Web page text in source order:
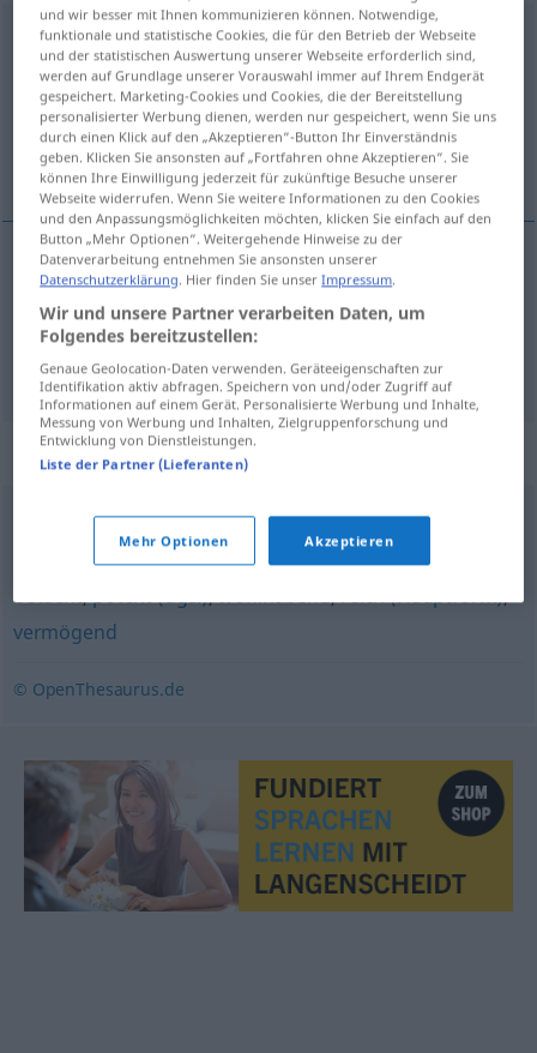
zahlungskräftig
Übersicht aller Übersetzungen
(Für mehr Details die Übersetzung anklicken/antippen)
支付力强的
支付力强的[zhīfùlì qiángde] zahlungskräftig
UMG
Synonyme für "zahlungskräftig"
flüssig (ugs.),zahlungsfähig,liquid
betucht,potent (ugs.),wohlhabend,reich (Hauptform),
vermögend
© OpenThesaurus.de
und wir besser mit Ihnen kommunizieren können. Notwendige,
funktionale und statistische Cookies, die für den Betrieb der Webseite
und der statistischen Auswertung unserer Webseite erforderlich sind,
werden auf Grundlage unserer Vorauswahl immer auf Ihrem Endgerät
gespeichert. Marketing-Cookies und Cookies, die der Bereitstellung
personalisierter Werbung dienen, werden nur gespeichert, wenn Sie uns
durch einen Klick auf den „Akzeptieren“-Button Ihr Einverständnis
geben. Klicken Sie ansonsten auf „Fortfahren ohne Akzeptieren“. Sie
können Ihre Einwilligung jederzeit für zukünftige Besuche unserer
Webseite widerrufen. Wenn Sie weitere Informationen zu den Cookies
und den Anpassungsmöglichkeiten möchten, klicken Sie einfach auf den
Button „Mehr Optionen“. Weitergehende Hinweise zu der
Datenverarbeitung entnehmen Sie ansonsten unserer
Datenschutzerklärung. Hier finden Sie unserImpressum.
Wir und unsere Partner verarbeiten Daten, um
Folgendes bereitzustellen:
Genaue Geolocation-Daten verwenden. Geräteeigenschaften zur
Identifikation aktiv abfragen. Speichern von und/oder Zugriff auf
Informationen auf einem Gerät. Personalisierte Werbung und Inhalte,
Messung von Werbung und Inhalten, Zielgruppenforschung und
Entwicklung von Dienstleistungen.
Liste der Partner (Lieferanten)
Mehr Optionen Akzeptieren